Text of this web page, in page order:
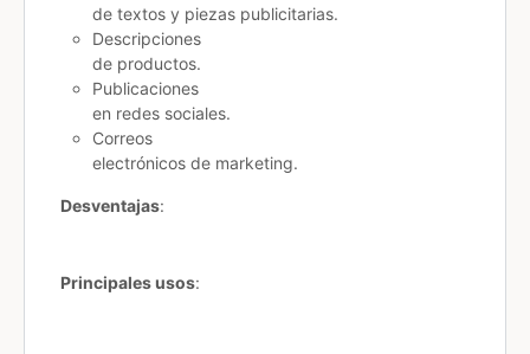
de textos y piezas publicitarias.​
Descripciones
de productos.​
Publicaciones
en redes sociales.
Correos
electrónicos de marketing.
Desventajas:
Principales usos: